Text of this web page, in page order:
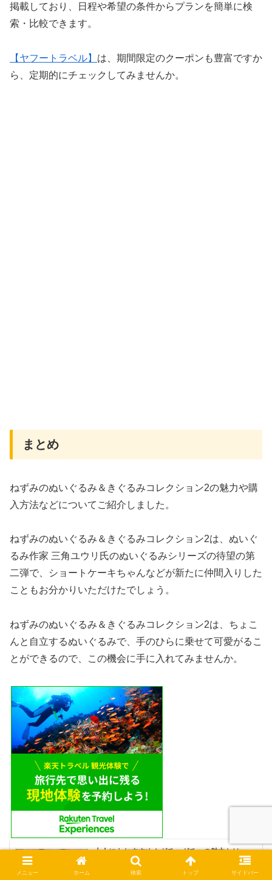
掲載しており、日程や希望の条件からプランを簡単に検
索・比較できます。
【ヤフートラベル】 は、期間限定のクーポンも豊富ですか
ら、定期的にチェックしてみませんか。
まとめ
ねずみのぬいぐるみ＆きぐるみコレクション2の魅力や購
入方法などについてご紹介しました。
ねずみのぬいぐるみ＆きぐるみコレクション2は、ぬいぐ
るみ作家 三角ユウリ氏のぬいぐるみシリーズの待望の第
二弾で、ショートケーキちゃんなどが新たに仲間入りした
こともお分かりいただけたでしょう。
ねずみのぬいぐるみ＆きぐるみコレクション2は、ちょこ
んと自立するぬいぐるみで、手のひらに乗せて可愛がるこ
とができるので、この機会に手に入れてみませんか。
大人にもおすすめ！ガチャガチャの魅力とは
ガチャガチャやガシャポン、ガチャは、キャラクターのキ
ーホルダーや実用的なアイテムが手に入るカプセルトイで
す。ガチャガチャやガシャポンなどで手に入るアイテム
メニュー ホーム 検索 トップ サイドバー